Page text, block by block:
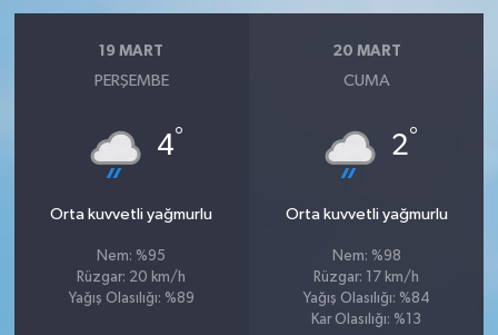
19 MART
PERŞEMBE
4°
Orta kuvvetli yağmurlu
Nem: %95
Rüzgar: 20 km/h
Yağış Olasılığı: %89
20 MART
CUMA
2°
Orta kuvvetli yağmurlu
Nem: %98
Rüzgar: 17 km/h
Yağış Olasılığı: %84
Kar Olasılığı: %13